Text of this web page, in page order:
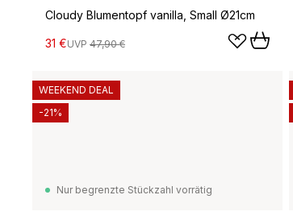
Cloudy Blumentopf vanilla, Small Ø21cm
31 €UVP 47,90 €
Nur begrenzte Stückzahl vorrätig
WEEKEND DEAL
-21%